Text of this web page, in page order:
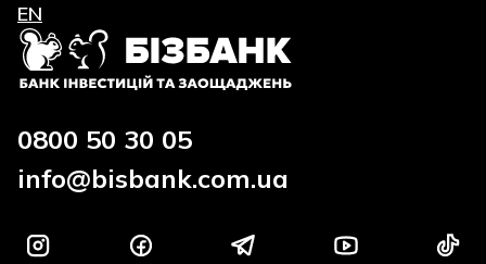
EN
0800 50 30 05
info@bisbank.com.ua